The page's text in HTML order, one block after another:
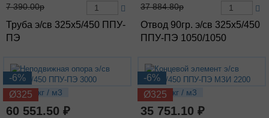
7 390.00р
Труба э/св 325х5/450 ППУ-
ПЭ
37 884.80р
Отвод 90гр. э/св 325х5/450
ППУ-ПЭ 1050/1050
-6%
Ø325
244.94 кг / м3
60 551.50 ₽
-6%
Ø325
147.65 кг / м3
35 751.10 ₽